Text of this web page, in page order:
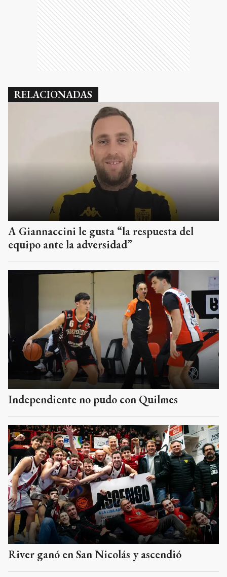
RELACIONADAS
A Giannaccini le gusta “la respuesta del
equipo ante la adversidad”
Independiente no pudo con Quilmes
River ganó en San Nicolás y ascendió